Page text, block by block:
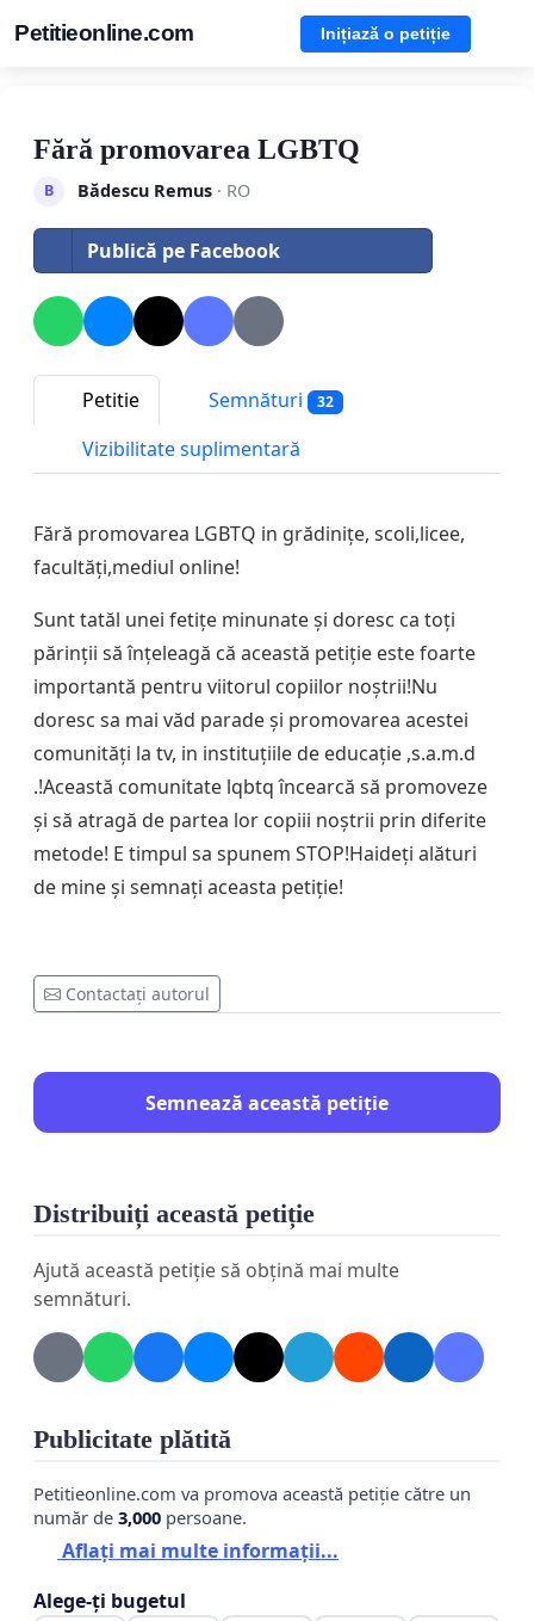
Petitieonline.com Inițiază o petiție
Fără promovarea LGBTQ
B Bădescu Remus· RO
Publică pe Facebook
Petitie Semnături 32
Vizibilitate suplimentară
Fără promovarea LGBTQ in grădinițe, scoli,licee,
facultăți,mediul online!
Sunt tatăl unei fetițe minunate și doresc ca toți
părinții să înțeleagă că această petiție este foarte
importantă pentru viitorul copiilor noștrii!Nu
doresc sa mai văd parade și promovarea acestei
comunități la tv, in instituțiile de educație ,s.a.m.d
.!Această comunitate lqbtq încearcă să promoveze
și să atragă de partea lor copiii noștrii prin diferite
metode! E timpul sa spunem STOP!Haideți alături
de mine și semnați aceasta petiție!
Contactați autorul
Semnează această petiție
Distribuiți această petiție
Ajută această petiție să obțină mai multe
semnături.
Publicitate plătită
Petitieonline.com va promova această petiție către un
număr de 3,000 persoane.
Aflați mai multe informații...
Alege-ți bugetul